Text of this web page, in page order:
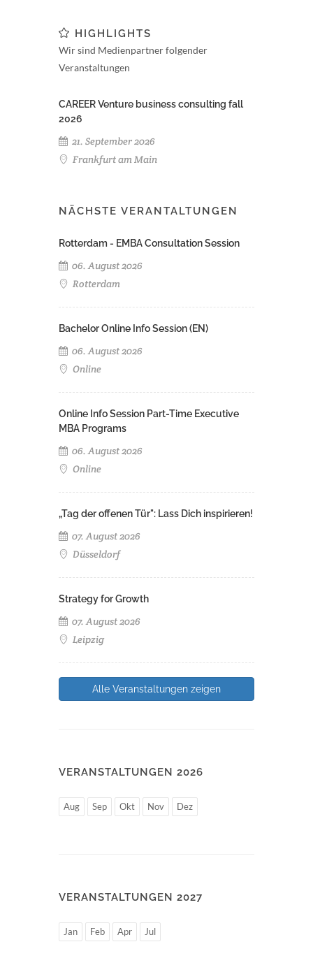
HIGHLIGHTS
Wir sind Medienpartner folgender
Veranstaltungen
CAREER Venture business consulting fall
2026
21. September 2026
Frankfurt am Main
NÄCHSTE VERANTALTUNGEN
Rotterdam - EMBA Consultation Session
06. August 2026
Rotterdam
Bachelor Online Info Session (EN)
06. August 2026
Online
Online Info Session Part-Time Executive
MBA Programs
06. August 2026
Online
„Tag der offenen Tür": Lass Dich inspirieren!
07. August 2026
Düsseldorf
Strategy for Growth
07. August 2026
Leipzig
Alle Veranstaltungen zeigen
VERANSTALTUNGEN 2026
Aug Sep Okt Nov Dez
VERANSTALTUNGEN 2027
Jan Feb Apr Jul